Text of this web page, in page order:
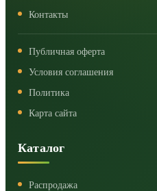
Контакты
Публичная оферта
Условия соглашения
Политика
Карта сайта
Каталог
Распродажа